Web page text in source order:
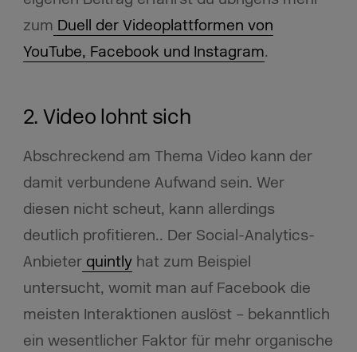
zum Duell der Videoplattformen von
YouTube, Facebook und Instagram.
2. Video lohnt sich
Abschreckend am Thema Video kann der
damit verbundene Aufwand sein. Wer
diesen nicht scheut, kann allerdings
deutlich profitieren.. Der Social-Analytics-
Anbieter quintlyhat zum Beispiel
untersucht, womit man auf Facebook die
meisten Interaktionen auslöst – bekanntlich
ein wesentlicher Faktor für mehr organische